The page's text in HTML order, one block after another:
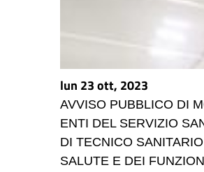
lun 23 ott, 2023
AVVISO PUBBLICO DI
ENTI DEL SERVIZIO
DI TECNICO
SALUTE E DEI